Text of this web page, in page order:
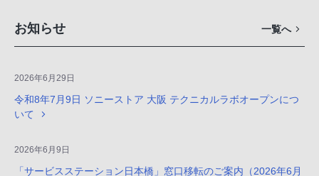
お知らせ 一覧へ
2026年6月29日
令和8年7月9日 ソニーストア 大阪 テクニカルラボオープンにつ
いて
2026年6月9日
「サービスステーション日本橋」窓口移転のご案内（2026年6月